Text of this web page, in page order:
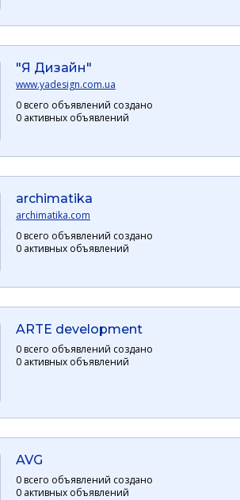
"Я Дизайн"
www.yadesign.com.ua
0 всего объявлений создано
0 активных объявлений
archimatika
archimatika.com
0 всего объявлений создано
0 активных объявлений
ARTE development
0 всего объявлений создано
0 активных объявлений
AVG
0 всего объявлений создано
0 активных объявлений